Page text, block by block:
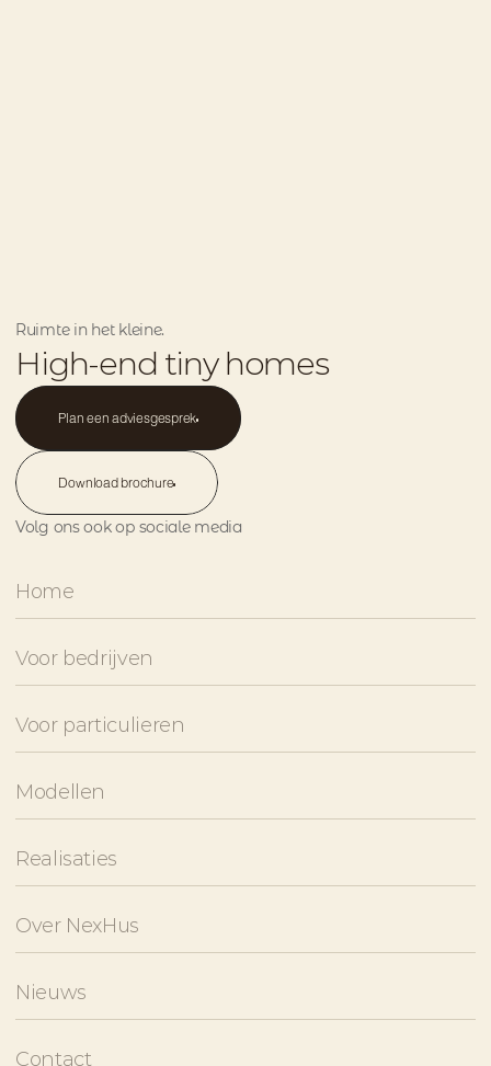
Ruimte in het kleine.
High-end tiny homes
Plan een adviesgesprek
Download brochure
Volg ons ook op sociale media
Home
Modellen
Contact
Voor bedrijven
Realisaties
Voor particulieren
Over NexHus
Nieuws